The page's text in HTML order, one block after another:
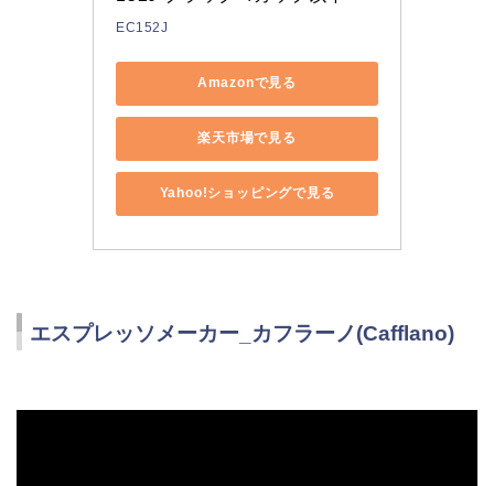
EC152J
Amazonで見る
楽天市場で見る
Yahoo!ショッピングで見る
エスプレッソメーカー_カフラーノ(Cafflano)